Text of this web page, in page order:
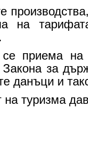
на
приема
за
данъци и
туризма